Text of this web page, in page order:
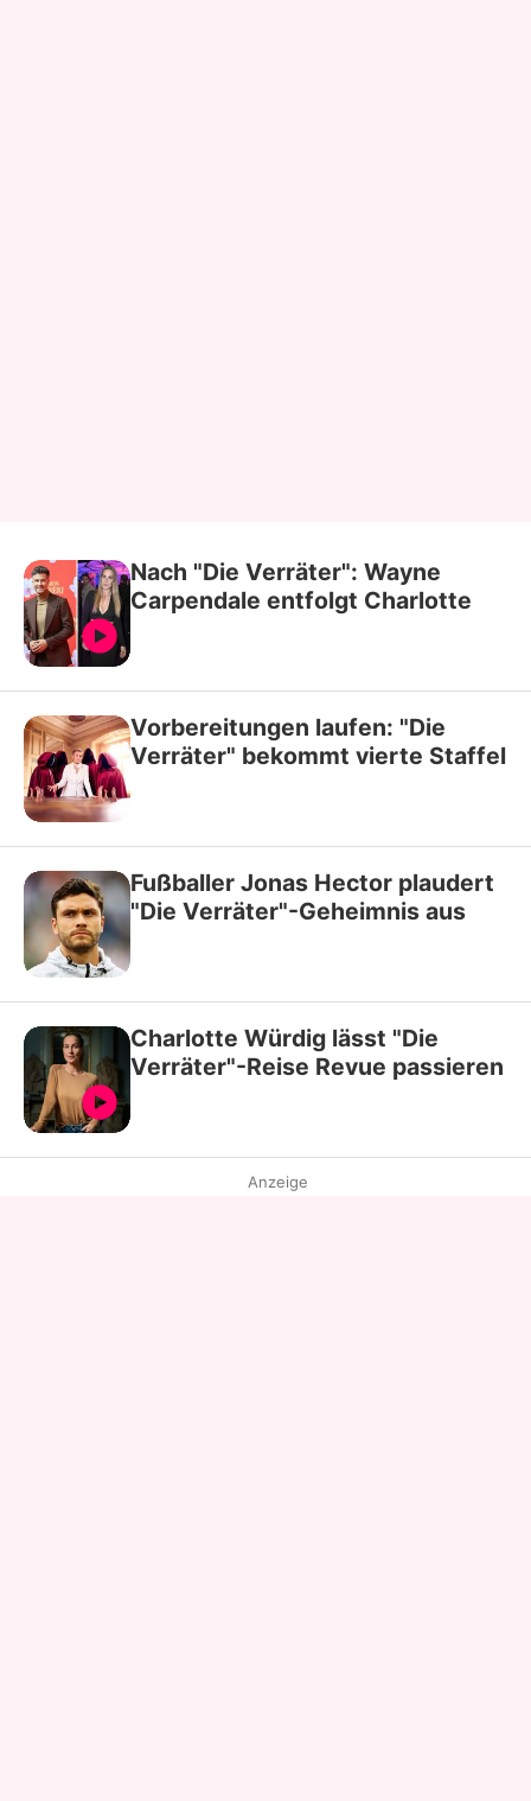
Nach "Die Verräter": Wayne
Carpendale entfolgt Charlotte
Vorbereitungen laufen: "Die
Verräter" bekommt vierte Staffel
Fußballer Jonas Hector plaudert
"Die Verräter"-Geheimnis aus
Charlotte Würdig lässt "Die
Verräter"-Reise Revue passieren
Anzeige